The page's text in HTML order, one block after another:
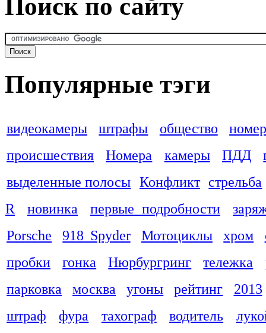
Поиск по сайту
Популярные тэги
видеокамеры штрафы общество
происшествия
Номера камеры ПДД
выделенные полосы Конфликт стрельба
R
новинка первые подробности
Porsche
918 Spyder Мотоциклы хром
пробки
гонка Нюрбургринг тележка
парковка
москва угоны рейтинг
2013
штраф
фура тахограф водитель